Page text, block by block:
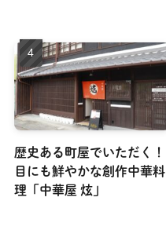
歴史ある町屋でいただく！
目にも鮮やかな創作中華料
理「中華屋 炫」